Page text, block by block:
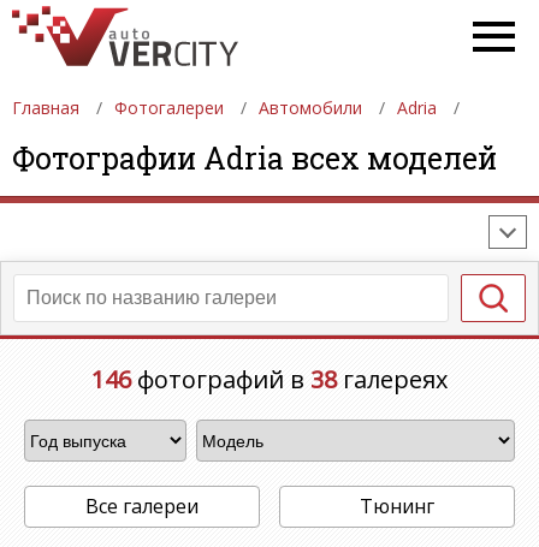
Главная Фотогалереи Автомобили Adria
Фотографии Adria всех моделей
ФОТОГАЛЕРЕИ АВТОМОБИЛИ
ДЕВУШКИ
АВТОСАЛОНЫ
ФОРМУЛА-1
146фотографий в 38галереях
Все галереи Тюнинг